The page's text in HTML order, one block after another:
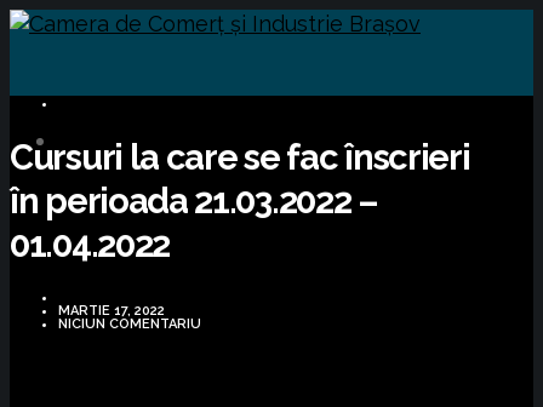
Cursuri la care se fac înscrieri
în perioada 21.03.2022 –
01.04.2022
MARTIE 17, 2022
NICIUN COMENTARIU